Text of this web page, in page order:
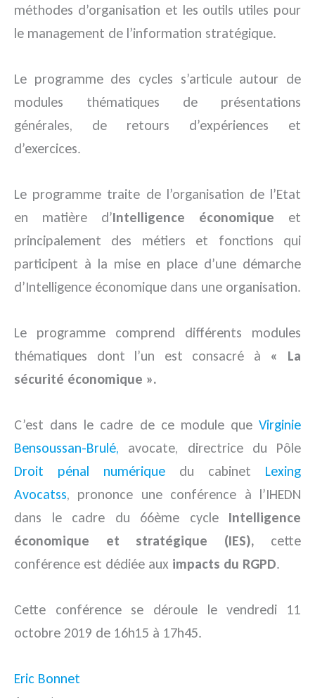
méthodes d’organisation et les outils utiles pour
le management de l’information stratégique.
Le programme des cycles s’articule autour de
modules thématiques de présentations
générales, de retours d’expériences et
d’exercices.
Le programme traite de l’organisation de l’Etat
en matière d’Intelligence économique et
principalement des métiers et fonctions qui
participent à la mise en place d’une démarche
d’Intelligence économique dans une organisation.
Le programme comprend différents modules
thématiques dont l’un est consacré à « La
sécurité économique ».
C’est dans le cadre de ce module que Virginie
Bensoussan-Brulé, avocate, directrice du Pôle
Droit pénal numérique du cabinet Lexing
Avocatss, prononce une conférence à l’IHEDN
dans le cadre du 66ème cycle Intelligence
économique et stratégique (IES), cette
conférence est dédiée aux impacts du RGPD.
Cette conférence se déroule le vendredi 11
octobre 2019 de 16h15 à 17h45.
Eric Bonnet